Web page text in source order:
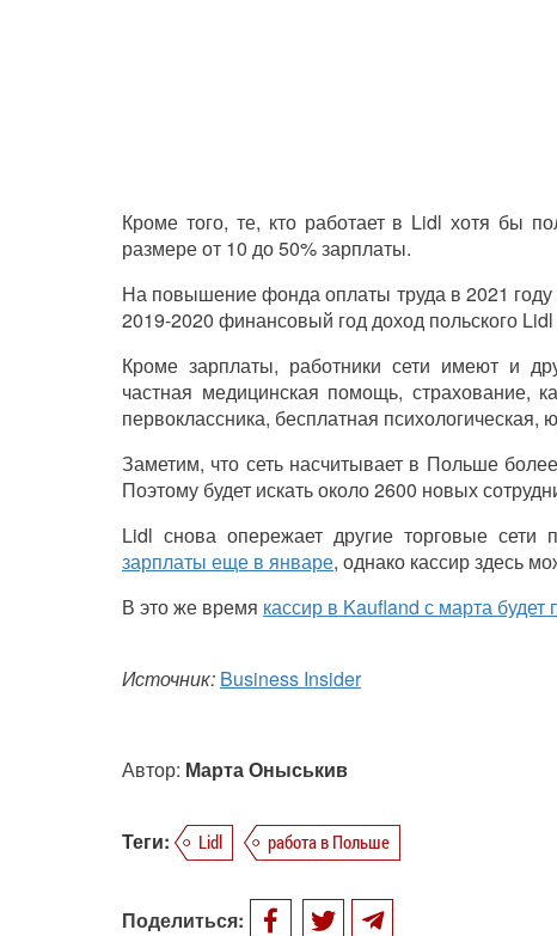
Кроме того, те, кто работает в Lidl хотя бы
размере от 10 до 50% зарплаты.
На повышение фонда оплаты труда в 2021 году
2019-2020 финансовый год доход польского Lidl
Кроме зарплаты, работники сети имеют и
частная медицинская помощь, страхование,
первоклассника, бесплатная
Заметим, что сеть насчитывает в Польше
Поэтому будет искать около 2600 новых
Lidl снова опережает другие торговые сети
зарплаты еще в январе, однако кассир здесь
В это же время кассир в Kaufland с марта
Источник: Business Insider
Автор: Марта Оныськив
Теги: Lidl работа в Польше
Поделиться: